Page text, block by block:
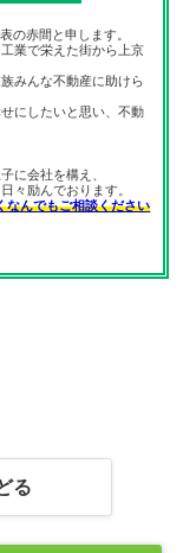
の赤間と申します。
業で栄えた街から上京
みんな不動産に助けら
にしたいと思い、不動
に会社を構え、
々励んでおります。
なんでもご相談ください
る